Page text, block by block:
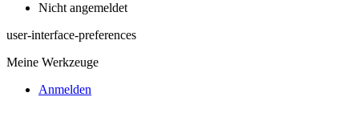
Nicht angemeldet
user-interface-preferences
Meine Werkzeuge
Anmelden